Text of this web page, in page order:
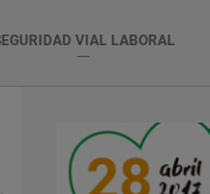
VIAL LABORAL